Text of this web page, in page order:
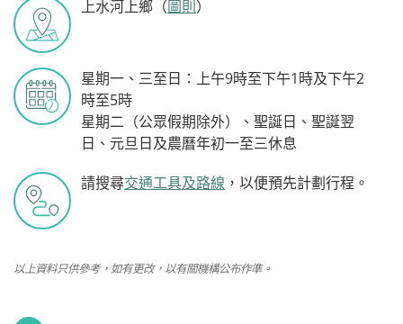
上水河上鄉（圖則）
星期一、三至日：上午9時至下午1時及下午2
時至5時
星期二（公眾假期除外）、聖誕日、聖誕翌
日、元旦日及農曆年初一至三休息
請搜尋交通工具及路線 ，以便預先計劃行程。
以上資料只供參考，如有更改，以有關機構公布作準。